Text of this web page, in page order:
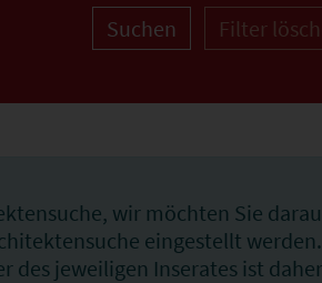
Suchen Filter
wir möchten Sie
eingestellt
des jeweiligen Inserates ist